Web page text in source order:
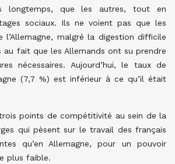
longtemps, que les autres, tout en
sociaux. Ils ne voient pas que les
l’Allemagne, malgré la digestion difficile
au fait que les Allemands ont su prendre
nécessaires. Aujourd’hui, le taux de
(7,7 %) est inférieur à ce qu’il était
points de compétitivité au sein de la
qui pèsent sur le travail des français
qu’en Allemagne, pour un pouvoir
plus faible.